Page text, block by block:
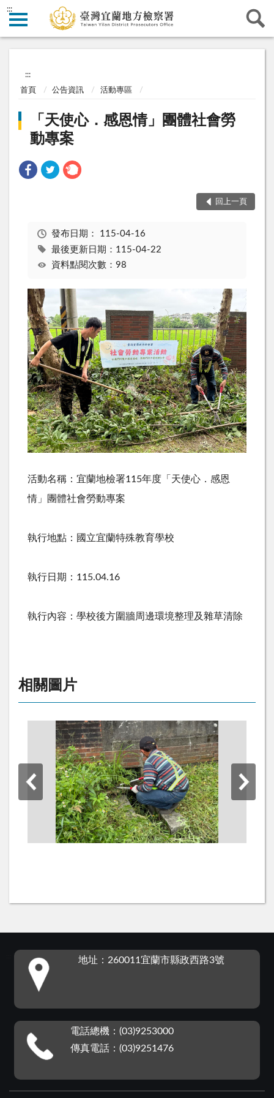
:::
:::
首頁 公告資訊 活動專區
「天使心．感恩情」團體社會勞
動專案
回上一頁
發布日期： 115-04-16
最後更新日期：115-04-22
資料點閱次數：98
活動名稱：宜蘭地檢署115年度「天使心．感恩
情」團體社會勞動專案
執行地點：國立宜蘭特殊教育學校
執行日期：115.04.16
執行內容：學校後方圍牆周邊環境整理及雜草清除
相關圖片
地址：260011宜蘭市縣政西路3號
電話總機：(03)9253000
傳真電話：(03)9251476